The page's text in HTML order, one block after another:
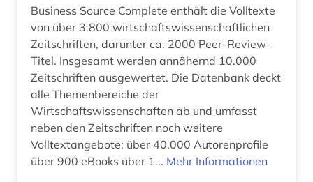
Business Source Complete enthält die Volltexte
von über 3.800 wirtschaftswissenschaftlichen
Zeitschriften, darunter ca. 2000 Peer-Review-
Titel. Insgesamt werden annähernd 10.000
Zeitschriften ausgewertet. Die Datenbank deckt
alle Themenbereiche der
Wirtschaftswissenschaften ab und umfasst
neben den Zeitschriften noch weitere
Volltextangebote: über 40.000 Autorenprofile
über 900 eBooks über 1... Mehr Informationen